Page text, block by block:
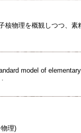
核物理を概観しつつ、素
model of
.
理)